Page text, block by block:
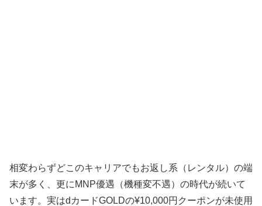
相変わらずどこのキャリアでもお返し系（レンタル）の端
末が多く、更にMNP優遇（機種変不遇）の時代が続いて
います。実はdカードGOLDの¥10,000円クーポンが未使用